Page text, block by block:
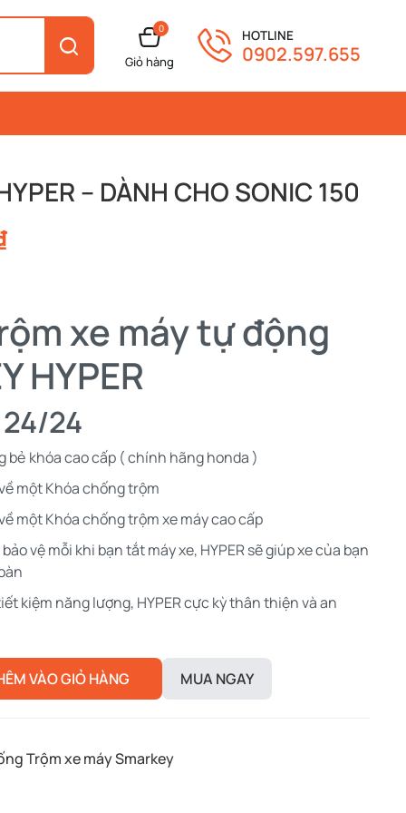
0
Giỏ hàng
HOTLINE
0902.597.655
– DÀNH CHO SONIC 150
xe máy tự động
HYPER
24/24
bẻ khóa cao cấp ( chính hãng honda )
một Khóa chống trộm
một Khóa chống trộm xe máy cao cấp
vệ mỗi khi bạn tắt máy xe, HYPER sẽ giúp xe của bạn
kiệm năng lượng, HYPER cực kỳ thân thiện và an
VÀO GIỎ HÀNG MUA NGAY
Trộm xe máy Smarkey